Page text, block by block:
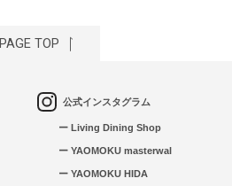
公式インスタグラム
ー Living Dining Shop
ー YAOMOKU masterwal
ー YAOMOKU HIDA
PAGE TOP